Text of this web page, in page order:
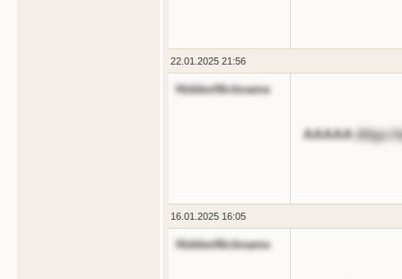
22.01.2025 21:56
HiddenNickname
AAAAAdttgs://
16.01.2025 16:05
HiddenNickname